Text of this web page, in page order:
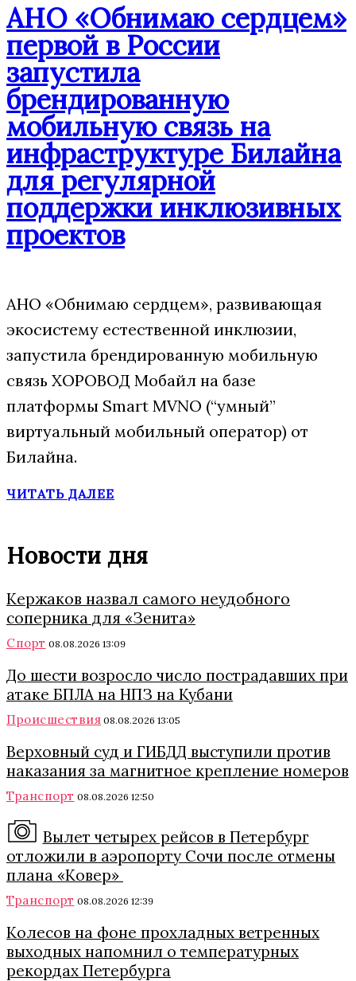
АНО «Обнимаю сердцем»
первой в России
запустила
брендированную
мобильную связь на
инфраструктуре Билайна
для регулярной
поддержки инклюзивных
проектов
АНО «Обнимаю сердцем», развивающая
экосистему естественной инклюзии,
запустила брендированную мобильную
связь ХОРОВОД Мобайл на базе
платформы Smart MVNO (“умный”
виртуальный мобильный оператор) от
Билайна.
ЧИТАТЬ ДАЛЕЕ
Новости дня
Кержаков назвал самого неудобного
соперника для «Зенита»
Спорт 08.08.2026 13:09
До шести возросло число пострадавших при
атаке БПЛА на НПЗ на Кубани
Происшествия 08.08.2026 13:05
Верховный суд и ГИБДД выступили против
наказания за магнитное крепление номеров
Транспорт 08.08.2026 12:50
Вылет четырех рейсов в Петербург
отложили в аэропорту Сочи после отмены
плана «Ковер»
Транспорт 08.08.2026 12:39
Колесов на фоне прохладных ветренных
выходных напомнил о температурных
рекордах Петербурга